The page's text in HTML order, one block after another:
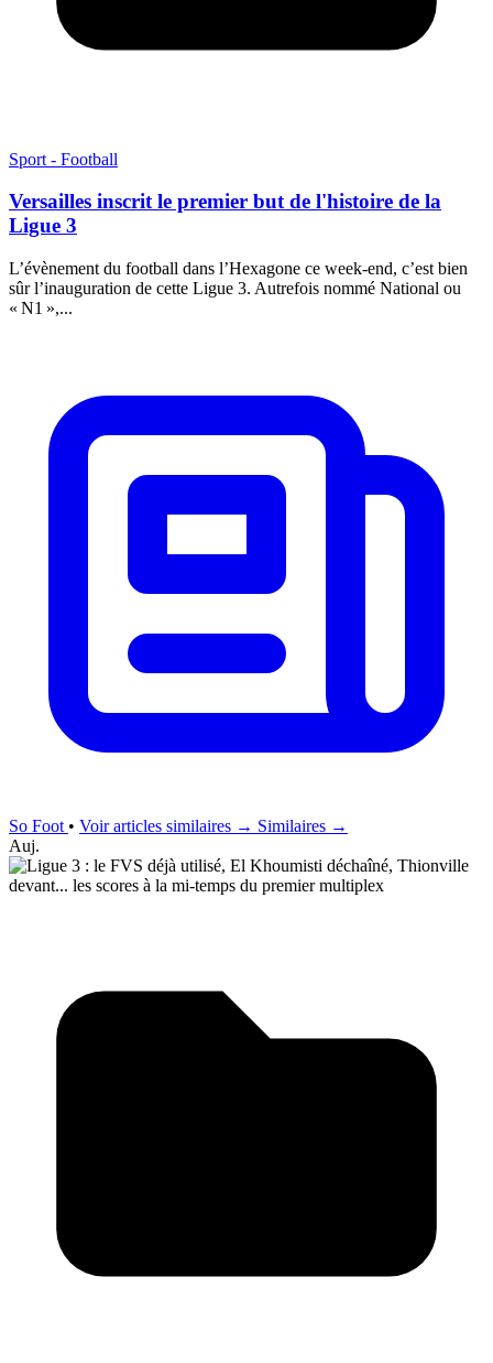
Sport - Football
Versailles inscrit le premier but de l'histoire de la
Ligue 3
L’évènement du football dans l’Hexagone ce week-end, c’est bien
sûr l’inauguration de cette Ligue 3. Autrefois nommé National ou
« N1 »,...
So Foot • Voir articles similaires → Similaires →
Auj.